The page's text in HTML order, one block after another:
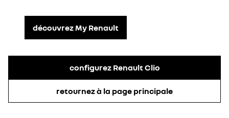
découvrez My Renault
configurez Renault Clio
retournez à la page principale